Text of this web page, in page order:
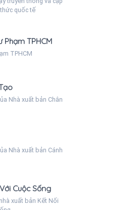
quốc tế
Phạm TPHCM
TPHCM
Nhà xuất bản Chân
Nhà xuất bản Cánh
Cuộc Sống
xuất bản Kết Nối